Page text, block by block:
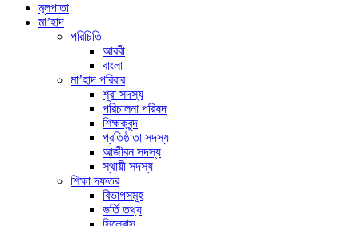
মূলপাতা
মা’হাদ
পরিচিতি
আরবী
বাংলা
মা’হাদ পরিবার
শূরা সদস্য
পরিচালনা পরিষদ
শিক্ষকবৃন্দ
প্রতিষ্ঠাতা সদস্য
আজীবন সদস্য
স্থায়ী সদস্য
শিক্ষা দফতর
বিভাগসমূহ
ভর্তি তথ্য